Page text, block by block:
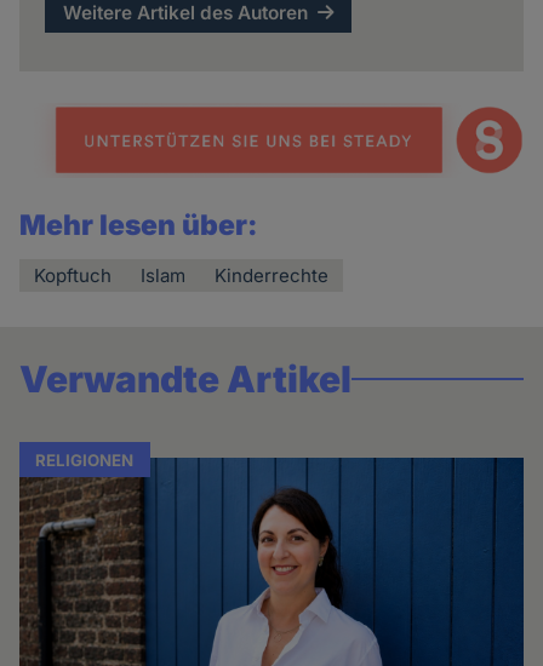
Weitere Artikel des Autoren
Mehr lesen über:
Kopftuch Islam Kinderrechte
Verwandte Artikel
RELIGIONEN